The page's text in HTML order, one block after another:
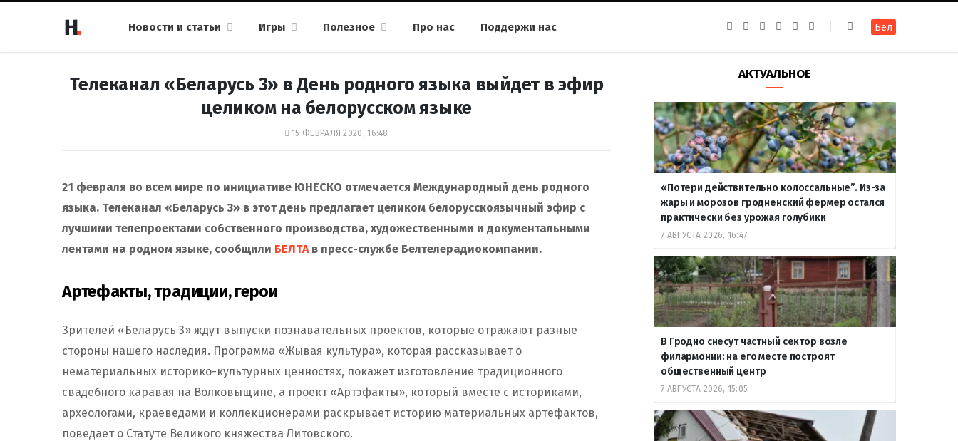
Новости и статьи Игры Полезное Про нас Поддержи нас
k
a
g
a
m
g
r
a
m
u
b
т
е
Бел
Телеканал «Беларусь 3» в День родного языка выйдет в эфир
целиком на белорусском языке
15 ФЕВРАЛЯ 2020, 16:48
21 февраля во всем мире по инициативе ЮНЕСКО отмечается Международный день родного
языка. Телеканал «Беларусь 3» в этот день предлагает целиком белорусскоязычный эфир с
лучшими телепроектами собственного производства, художественными и документальными
лентами на родном языке, сообщили БЕЛТАв пресс-службе Белтелерадиокомпании.
Артефакты, традиции, герои
Зрителей «Беларусь 3» ждут выпуски познавательных проектов, которые отражают разные
стороны нашего наследия. Программа «Жывая культура», которая рассказывает о
нематериальных историко-культурных ценностях, покажет изготовление традиционного
свадебного каравая на Волковыщине, а проект «Артэфакты», который вместе с историками,
археологами, краеведами и коллекционерами раскрывает историю материальных артефактов,
поведает о Статуте Великого княжества Литовского.
АКТУАЛЬНОЕ
«Потери действительно колоссальные”. Из-за
жары и морозов гродненский фермер остался
практически без урожая голубики
7 АВГУСТА 2026, 16:47
В Гродно снесут частный сектор возле
филармонии: на его месте построят
общественный центр
7 АВГУСТА 2026, 15:05